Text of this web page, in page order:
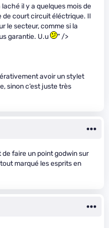
laché il y a quelques mois de
de court circuit éléctrique. Il
le secteur, comme si la
garantie. U.u
" />
avoir un stylet
sinon c’est juste très
faire un point godwin sur
marqué les esprits en